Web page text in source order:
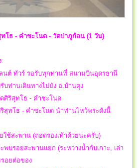
โธ - คำชะโนด - วัดป่าภูก้อน (1 วัน)
:
ลนต์ ทัวร์ รอรับทุกท่านที่ สนามบินอุดรธานี
บท่านเดินทางไปยัง อ.บ้านดุง
ศิริสุทโธ - คำชะโนด
ริสุทโธ - คำชะโนด นำท่านไหว้พระดังนี้
ใช้สะพาน (ถอดรองเท้าด้วยนะครับ)
พบรอยสะพานแยก (ระหว่างน้ำกับเกาะ, เล่า
อยต่อของ